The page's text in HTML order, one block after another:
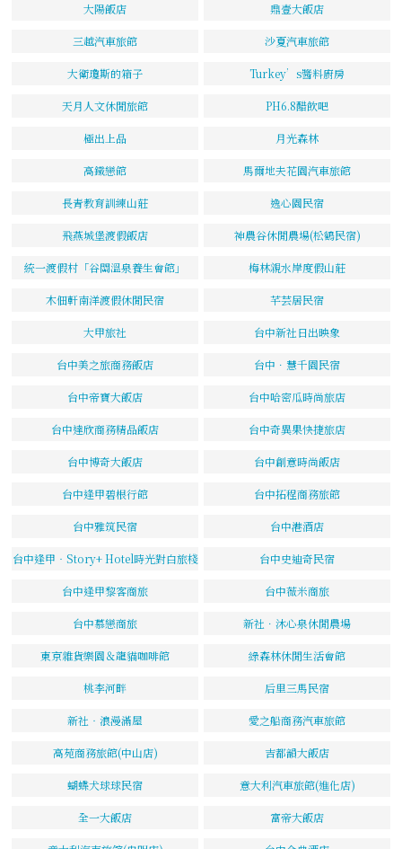
大陽飯店 鼎壹大飯店
三越汽車旅館 沙夏汽車旅館
大衛瓊斯的箱子 Turkey’s醬料廚房
天月人文休閒旅館 PH6.8醋飲吧
極出上品 月光森林
高鐵戀館 馬爾地夫花園汽車旅館
長青教育訓練山莊 逸心園民宿
飛燕城堡渡假飯店 神農谷休閒農場(松鶴民宿)
統一渡假村「谷關溫泉養生會館」 梅林親水岸度假山莊
木佃軒南洋渡假休閒民宿 芊芸居民宿
大甲旅社 台中新社日出映象
台中美之旅商務飯店 台中．慧千園民宿
台中帝寶大飯店 台中哈密瓜時尚旅店
台中達欣商務精品飯店 台中奇異果快捷旅店
台中博奇大飯店 台中創意時尚飯店
台中逢甲碧根行館 台中拓程商務旅館
台中雅筑民宿 台中港酒店
台中逢甲‧Story+ Hotel時光對白旅棧 台中史迪奇民宿
台中逢甲黎客商旅 台中薇米商旅
台中慕戀商旅 新社．沐心泉休閒農場
東京雜貨樂園＆龍貓咖啡館 綠森林休閒生活會館
桃李河畔 后里三馬民宿
新社‧浪漫滿屋 愛之船商務汽車旅館
高苑商務旅館(中山店) 吉都韻大飯店
蝴蝶犬球球民宿 意大利汽車旅館(進化店)
全一大飯店 富帝大飯店